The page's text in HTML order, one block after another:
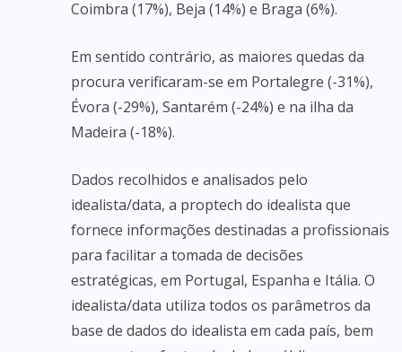
Coimbra (17%), Beja (14%) e Braga (6%).
Em sentido contrário, as maiores quedas da
procura verificaram-se em Portalegre (-31%),
Évora (-29%), Santarém (-24%) e na ilha da
Madeira (-18%).
Dados recolhidos e analisados pelo
idealista/data, a proptech do idealista que
fornece informações destinadas a profissionais
para facilitar a tomada de decisões
estratégicas, em Portugal, Espanha e Itália. O
idealista/data utiliza todos os parâmetros da
base de dados do idealista em cada país, bem